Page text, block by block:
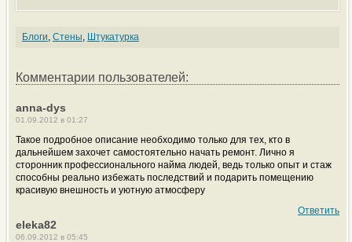
Блоги, Стены, Штукатурка
Комментарии пользователей:
anna-dys
01.09.2012 в 01:27
Такое подробное описание необходимо только для тех, кто в
дальнейшем захочет самостоятельно начать ремонт. Лично я
сторонник профессионального найма людей, ведь только опыт и стаж
способны реально избежать последствий и подарить помещению
красивую внешность и уютную атмосферу
Ответить
eleka82
06.09.2012 в 05:45